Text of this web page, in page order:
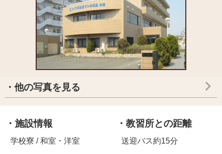
・他の写真を見る
・施設情報
学校寮 / 和室・洋室
・教習所との距離
送迎バス約15分